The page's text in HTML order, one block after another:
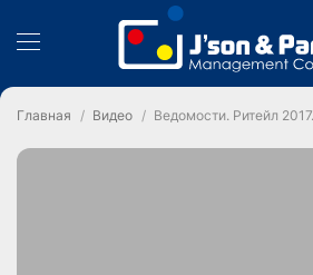
Главная Видео Ведомости. Ритейл